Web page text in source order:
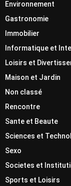
Environnement
Gastronomie
Immobilier
Informatique et
Loisirs et
Maison et Jardin
Non classé
Rencontre
Sante et Beaute
Sciences et
Sexo
Societes et
Sports et Loisirs